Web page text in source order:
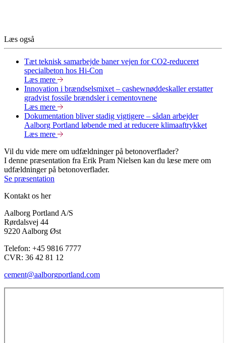
Læs også
Tæt teknisk samarbejde baner vejen for CO2-reduceret
specialbeton hos Hi-Con
Læs mere
Innovation i brændselsmixet – cashewnøddeskaller erstatter
gradvist fossile brændsler i cementovnene
Læs mere
Dokumentation bliver stadig vigtigere – sådan arbejder
Aalborg Portland løbende med at reducere klimaaftrykket
Læs mere
Vil du vide mere om udfældninger på betonoverflader?
I denne præsentation fra Erik Pram Nielsen kan du læse mere om
udfældninger på betonoverflader.
Se præsentation
Kontakt os her
Aalborg Portland A/S
Rørdalsvej 44
9220 Aalborg Øst
Telefon: +45 9816 7777
CVR: 36 42 81 12
cement@aalborgportland.com